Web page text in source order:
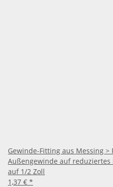
Gewinde-Fitting aus Messing
Außengewinde auf reduziertes
auf 1/2 Zoll
1,37 € *